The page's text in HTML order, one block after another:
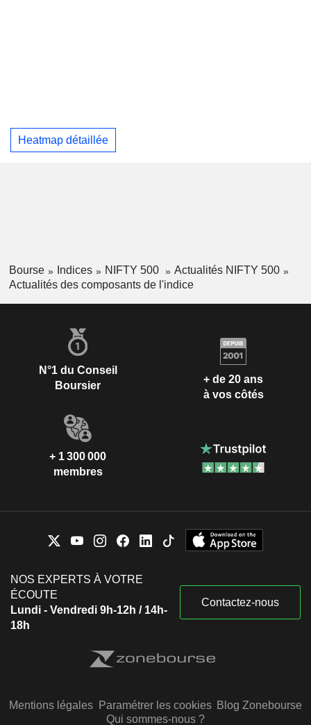
Heatmap détaillée
Bourse Indices NIFTY 500
Actualités NIFTY 500
Actualités des composants de l'indice
N°1 du Conseil
Boursier
+ de 20 ans
à vos côtés
+ 1 300 000
membres
NOS EXPERTS À VOTRE
ÉCOUTE
Lundi - Vendredi 9h-12h / 14h-
18h
Contactez-nous
Mentions légales Paramétrer les cookies Blog Zonebourse
Qui sommes-nous ?